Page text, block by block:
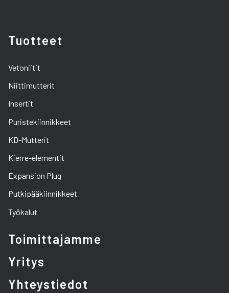
Tuotteet
Vetoniitit
Niittimutterit
Insertit
Puristekiinnikkeet
KD-Mutterit
Kierre-elementit
Expansion Plug
Putkipääkiinnikkeet
Työkalut
Toimittajamme
Yritys
Yhteystiedot